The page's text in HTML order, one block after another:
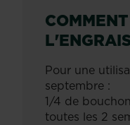
Pour une
septembre :
1/4 de
toutes les 2